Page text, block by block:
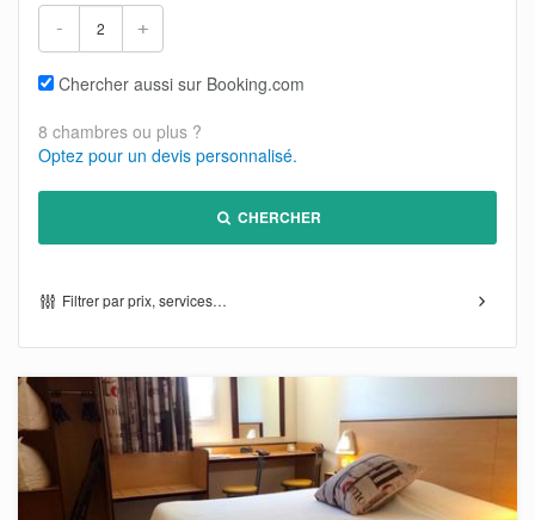
- +
Chercher aussi sur Booking.com
8 chambres ou plus ?
Optez pour un devis personnalisé.
CHERCHER
Filtrer par prix, services…